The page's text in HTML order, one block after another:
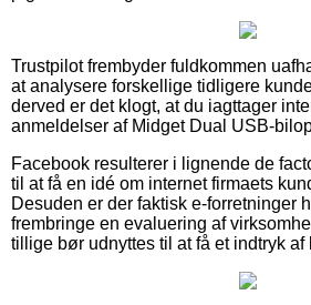
Trustpilot frembyder fuldkommen
at analysere forskellige tidligere
derved er det klogt, at du iagttager
anmeldelser af Midget Dual USB-
Facebook resulterer i lignende de
til at få en idé om internet firmaets
Desuden er der faktisk e-forretninger
frembringe en evaluering af
tillige bør udnyttes til at få et indtryk